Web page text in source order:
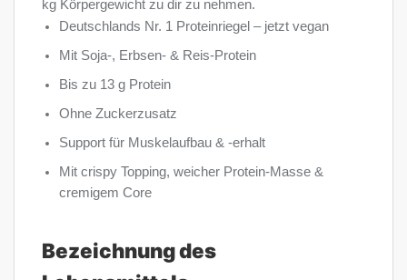
kg Körpergewicht zu dir zu nehmen.
Deutschlands Nr. 1 Proteinriegel – jetzt vegan
Mit Soja-, Erbsen- & Reis-Protein
Bis zu 13 g Protein
Ohne Zuckerzusatz
Support für Muskelaufbau & -erhalt
Mit crispy Topping, weicher Protein-Masse &
cremigem Core
Bezeichnung des